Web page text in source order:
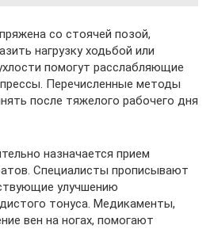
со стоячей позой,
нагрузку ходьбой или
помогут расслабляющие
Перечисленные методы
после тяжелого рабочего дня
назначается прием
Специалисты прописывают
улучшению
тонуса. Медикаменты,
вен на ногах, помогают